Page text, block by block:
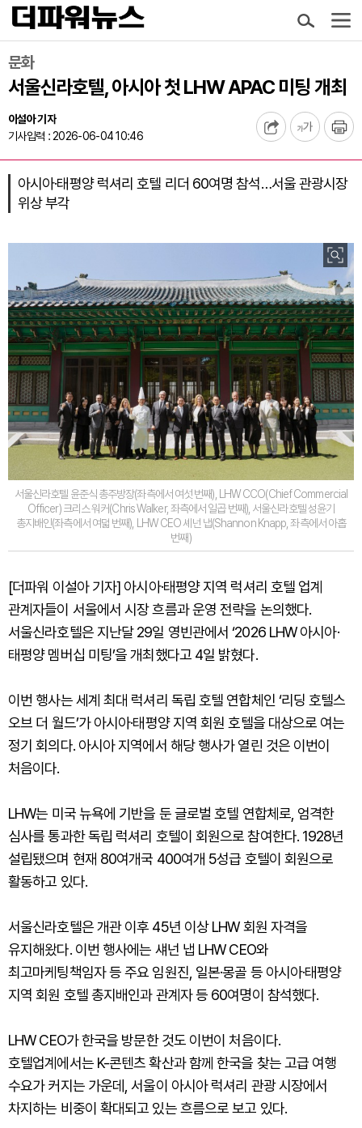
문화
서울신라호텔, 아시아 첫 LHW APAC 미팅 개최
이설아 기자
기사입력 : 2026-06-04 10:46
아시아·태평양 럭셔리 호텔 리더 60여명 참석…서울 관광시장
위상 부각
서울신라호텔 윤준식 총주방장(좌측에서 여섯 번째), LHW CCO(Chief Commercial
Officer) 크리스 워커(Chris Walker, 좌측에서 일곱 번째), 서울신라호텔 성윤기
총지배인(좌측에서 여덟 번째), LHW CEO 셰넌 냅(Shannon Knapp, 좌측에서 아홉
번째)
[더파워 이설아 기자] 아시아·태평양 지역 럭셔리 호텔 업계
관계자들이 서울에서 시장 흐름과 운영 전략을 논의했다.
서울신라호텔은 지난달 29일 영빈관에서 ‘2026 LHW 아시아·
태평양 멤버십 미팅’을 개최했다고 4일 밝혔다.
이번 행사는 세계 최대 럭셔리 독립 호텔 연합체인 ‘리딩 호텔스
오브 더 월드’가 아시아·태평양 지역 회원 호텔을 대상으로 여는
정기 회의다. 아시아 지역에서 해당 행사가 열린 것은 이번이
처음이다.
LHW는 미국 뉴욕에 기반을 둔 글로벌 호텔 연합체로, 엄격한
심사를 통과한 독립 럭셔리 호텔이 회원으로 참여한다. 1928년
설립됐으며 현재 80여개국 400여개 5성급 호텔이 회원으로
활동하고 있다.
서울신라호텔은 개관 이후 45년 이상 LHW 회원 자격을
유지해왔다. 이번 행사에는 섀넌 냅 LHW CEO와
최고마케팅책임자 등 주요 임원진, 일본·몽골 등 아시아·태평양
지역 회원 호텔 총지배인과 관계자 등 60여명이 참석했다.
LHW CEO가 한국을 방문한 것도 이번이 처음이다.
호텔업계에서는 K-콘텐츠 확산과 함께 한국을 찾는 고급 여행
수요가 커지는 가운데, 서울이 아시아 럭셔리 관광 시장에서
차지하는 비중이 확대되고 있는 흐름으로 보고 있다.